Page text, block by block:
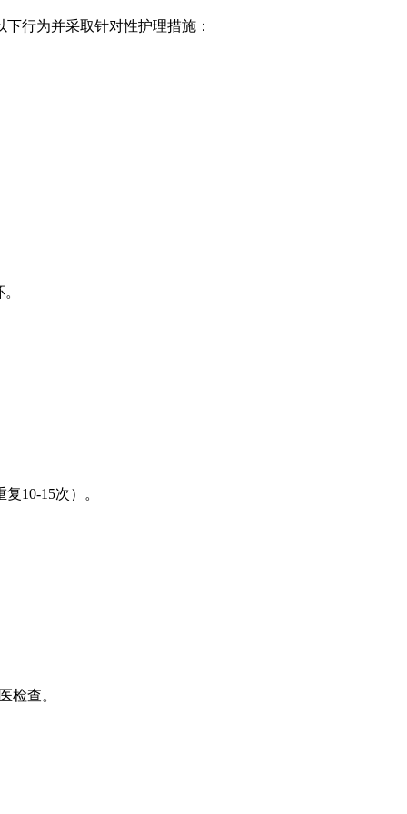
行为并采取针对性护理措施：
10-15次）。
检查。